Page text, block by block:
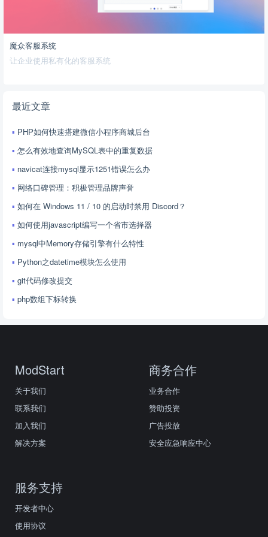
魔众客服系统
让企业使用私有化的客服系统
最近文章
PHP如何快速搭建微信小程序商城后台
怎么有效地查询MySQL表中的重复数据
navicat连接mysql显示1251错误怎么办
网络口碑管理：积极管理品牌声誉
如何在 Windows 11 / 10 的启动时禁用 Discord？
如何使用javascript编写一个省市选择器
mysql中Memory存储引擎有什么特性
Python之datetime模块怎么使用
git代码修改提交
php数组下标转换
ModStart
关于我们
联系我们
加入我们
解决方案
商务合作
业务合作
赞助投资
广告投放
安全应急响应中心
服务支持
开发者中心
使用协议